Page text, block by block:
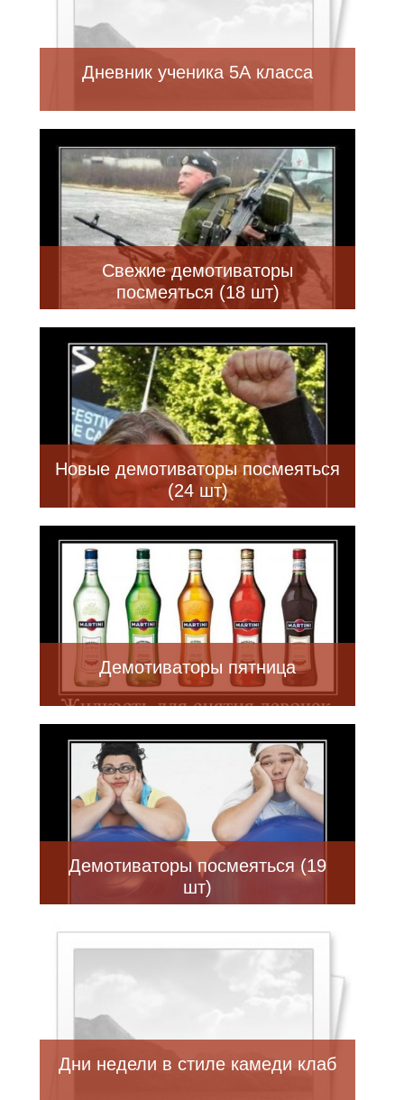
Дневник ученика 5А класса
Свежие демотиваторы
посмеяться (18 шт)
Новые демотиваторы посмеяться
(24 шт)
Демотиваторы пятница
Демотиваторы посмеяться (19
шт)
Дни недели в стиле камеди клаб